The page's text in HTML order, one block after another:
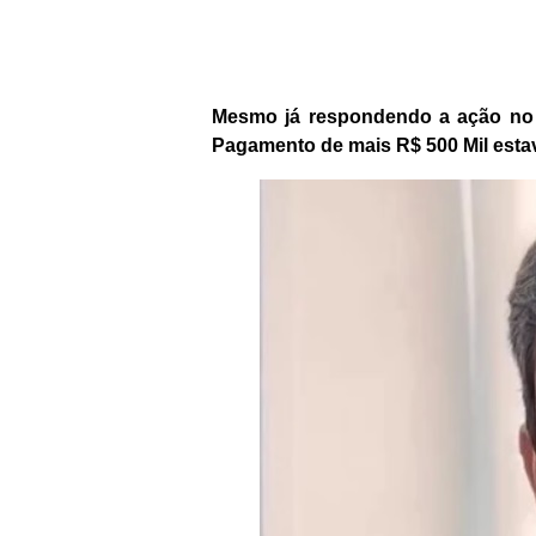
Mesmo já respondendo a ação
Pagamento de mais R$ 500 Mil